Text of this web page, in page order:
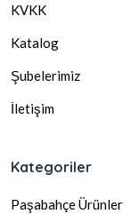
KVKK
Katalog
Şubelerimiz
İletişim
Kategoriler
Paşabahçe Ürünler